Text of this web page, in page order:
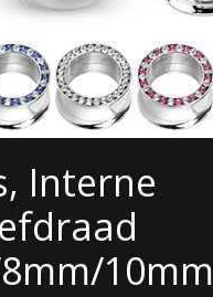
Interne
10mm